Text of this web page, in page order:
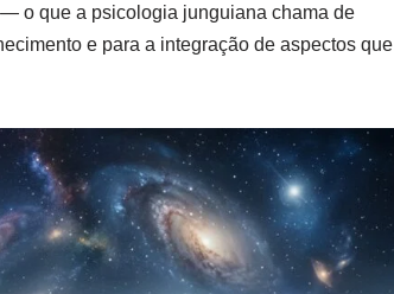
o que a psicologia junguiana chama de
e para a integração de aspectos que